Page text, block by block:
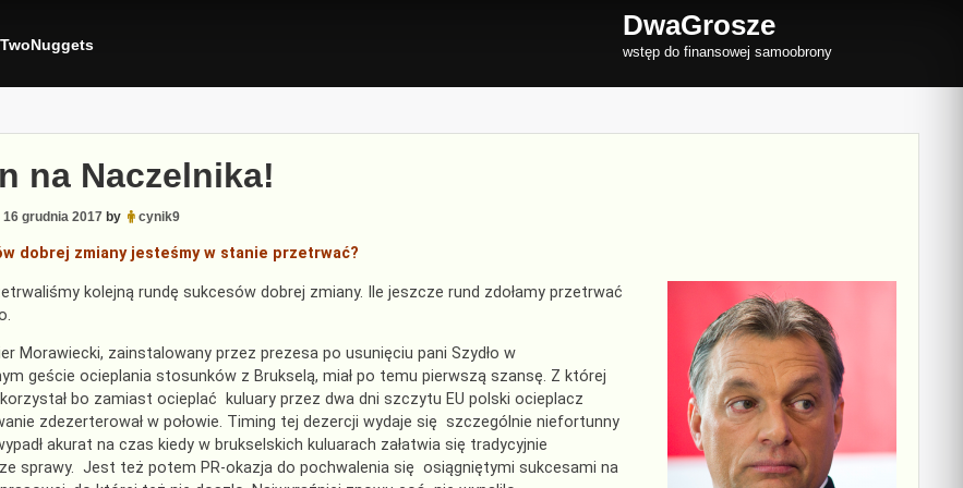
TwoNuggets
DwaGrosze
wstęp do finansowej samoobrony
na Naczelnika!
16 grudnia 2017by cynik9
dobrej zmiany jesteśmy w stanie przetrwać?
kolejną rundę sukcesów dobrej zmiany. Ile jeszcze rund zdołamy przetrwać
Morawiecki, zainstalowany przez prezesa po usunięciu pani Szydło w
geście ocieplania stosunków z Brukselą, miał po temu pierwszą szansę. Z której
bo zamiast ocieplać kuluary przez dwa dni szczytu EU polski ocieplacz
zdezerterował w połowie. Timing tej dezercji wydaje się szczególnie niefortunny
akurat na czas kiedy w brukselskich kuluarach załatwia się tradycyjnie
sprawy. Jest też potem PR-okazja do pochwalenia się osiągniętymi sukcesami na